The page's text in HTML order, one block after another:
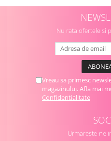
Nu rata ofertele si
Vreau sa primesc
magazinului. Afla mai
Confidentialitate
Urmareste-ne